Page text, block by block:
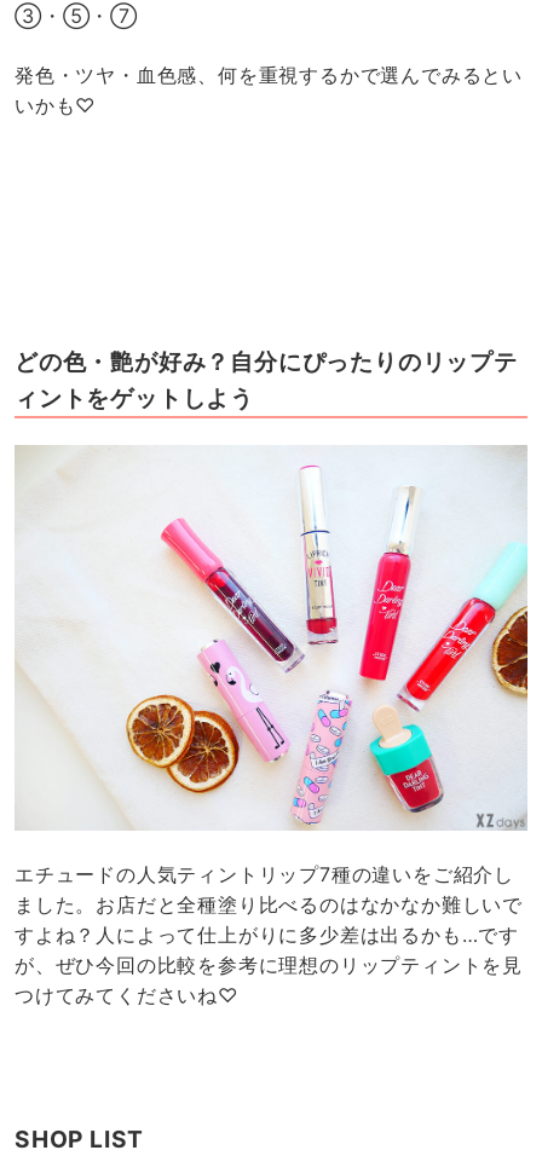
③・⑤・⑦
発色・ツヤ・血色感、何を重視するかで選んでみるとい
いかも♡
どの色・艶が好み？自分にぴったりのリップテ
ィントをゲットしよう
エチュードの人気ティントリップ7種の違いをご紹介し
ました。お店だと全種塗り比べるのはなかなか難しいで
すよね？人によって仕上がりに多少差は出るかも…です
が、ぜひ今回の比較を参考に理想のリップティントを見
つけてみてくださいね♡
SHOP LIST